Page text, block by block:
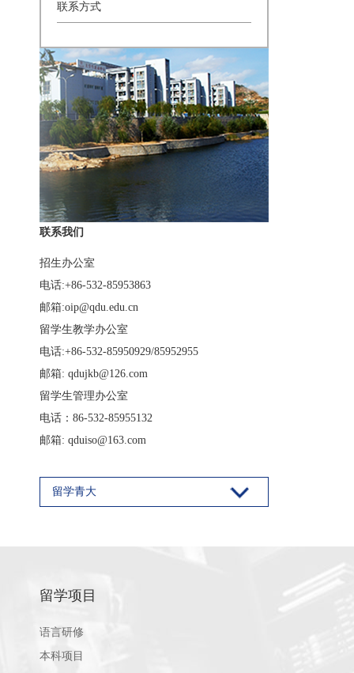
联系方式
联系我们
招生办公室
电话:+86-532-85953863
邮箱:oip@qdu.edu.cn
留学生教学办公室
电话:+86-532-85950929/85952955
邮箱: qdujkb@126.com
留学生管理办公室
电话：86-532-85955132
邮箱: qduiso@163.com
留学青大
留学项目
语言研修
本科项目